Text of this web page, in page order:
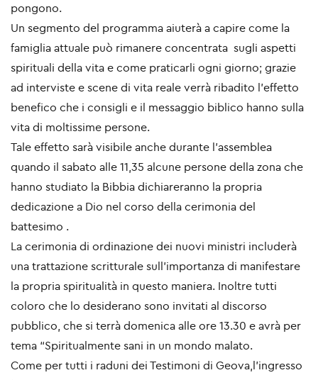
pongono.
Un segmento del programma aiuterà a capire come la
famiglia attuale può rimanere concentrata sugli aspetti
spirituali della vita e come praticarli ogni giorno; grazie
ad interviste e scene di vita reale verrà ribadito l’effetto
benefico che i consigli e il messaggio biblico hanno sulla
vita di moltissime persone.
Tale effetto sarà visibile anche durante l’assemblea
quando il sabato alle 11,35 alcune persone della zona che
hanno studiato la Bibbia dichiareranno la propria
dedicazione a Dio nel corso della cerimonia del
battesimo .
La cerimonia di ordinazione dei nuovi ministri includerà
una trattazione scritturale sull’importanza di manifestare
la propria spiritualità in questo maniera. Inoltre tutti
coloro che lo desiderano sono invitati al discorso
pubblico, che si terrà domenica alle ore 13.30 e avrà per
tema “Spiritualmente sani in un mondo malato.
Come per tutti i raduni dei Testimoni di Geova,l’ingresso